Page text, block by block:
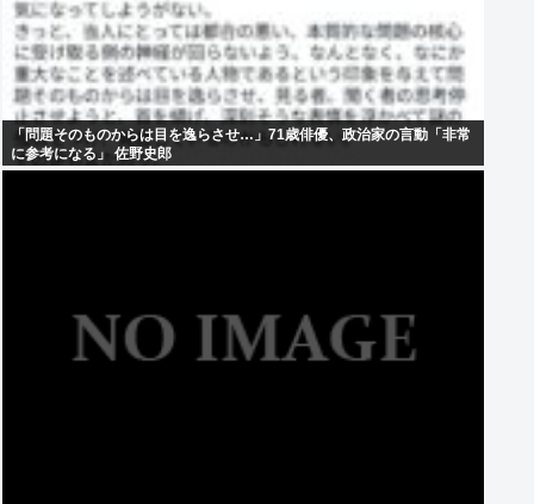
「問題そのものからは目を逸らさせ…」71歳俳優、政治家の言動「非常
に参考になる」 佐野史郎